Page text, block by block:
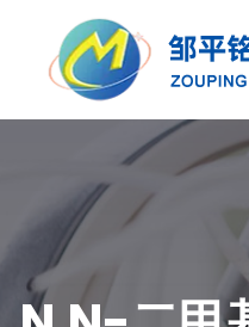
产品中
公司是集地质勘
充电电池、新型
集团化国有控股